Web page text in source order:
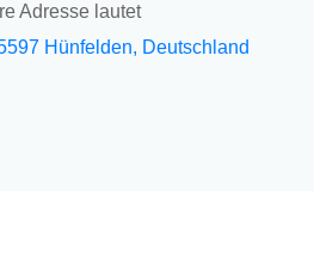
Adresse lautet
Hünfelden, Deutschland